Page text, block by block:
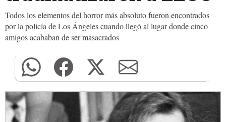
Todos los elementos del horror más absoluto fueron encontrados
por la policía de Los Ángeles cuando llegó al lugar donde cinco
amigos acababan de ser masacrados